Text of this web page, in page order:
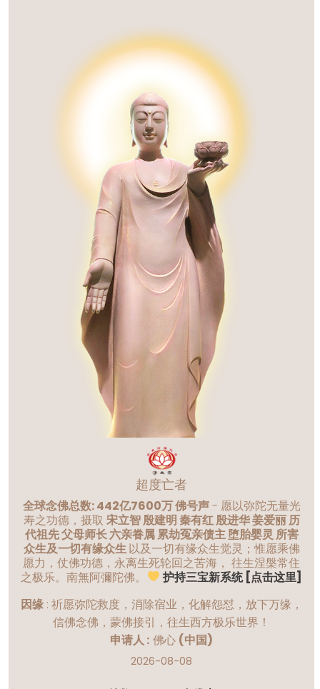
超度亡者
全球念佛总数: 442亿7600万 佛号声- 愿以弥陀无量光
寿之功德，摄取 宋立智 殷建明 秦有红 殷进华 姜爱丽 历
代祖先 父母师长 六亲眷属 累劫冤亲债主 堕胎婴灵 所害
众生及一切有缘众生以及一切有缘众生觉灵；惟愿乘佛
愿力，仗佛功德，永离生死轮回之苦海， 往生涅槃常住
之极乐。南無阿彌陀佛。
护持三宝新系统 [点击这里]
因缘: 祈愿弥陀救度，消除宿业，化解怨怼，放下万缘，
信佛念佛，蒙佛接引，往生西方极乐世界！
申请人 : 佛心 (中国)
2026-08-08